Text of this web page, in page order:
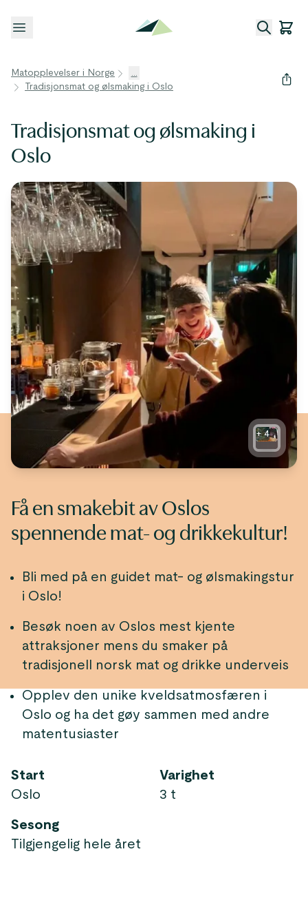
Åpne meny
Matopplevelser i Norge
...
Tradisjonsmat og ølsmaking i Oslo
Tradisjonsmat og ølsmaking i
Oslo
+4
Få en smakebit av Oslos
spennende mat- og drikkekultur!
Bli med på en guidet mat- og ølsmakingstur
i Oslo!
Besøk noen av Oslos mest kjente
attraksjoner mens du smaker på
tradisjonell norsk mat og drikke underveis
Opplev den unike kveldsatmosfæren i
Oslo og ha det gøy sammen med andre
matentusiaster
Start
Oslo
Varighet
3 t
Sesong
Tilgjengelig hele året